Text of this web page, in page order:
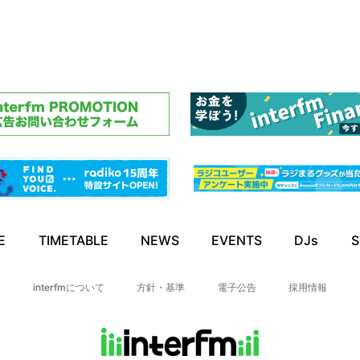
TIMETABLE NEWS EVENTS DJs
interfmについて 方針・基準 電子公告 採用情報